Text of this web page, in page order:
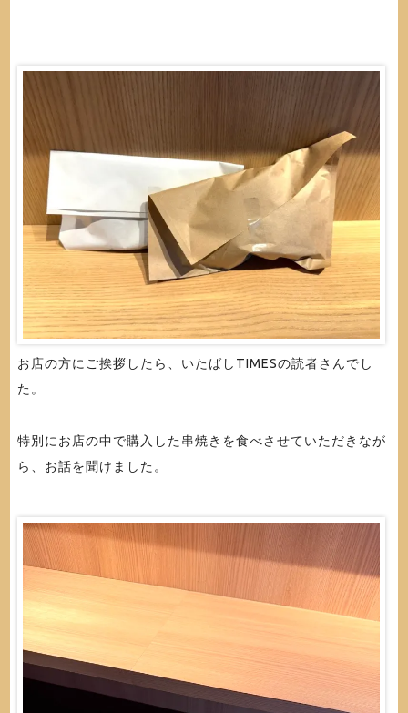
お店の方にご挨拶したら、いたばしTIMESの読者さんでし
た。
特別にお店の中で購入した串焼きを食べさせていただきなが
ら、お話を聞けました。